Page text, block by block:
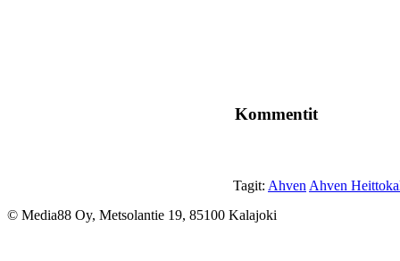
Kommentit
Tagit: Ahven Ahven
© Media88 Oy, Metsolantie 19, 85100 Kalajoki